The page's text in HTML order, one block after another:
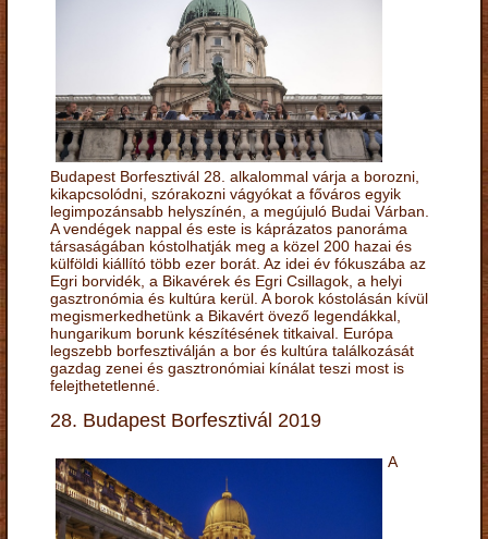
Budapest Borfesztivál 28. alkalommal várja a borozni,
kikapcsolódni, szórakozni vágyókat a főváros egyik
legimpozánsabb helyszínén, a megújuló Budai Várban.
A vendégek nappal és este is káprázatos panoráma
társaságában kóstolhatják meg a közel 200 hazai és
külföldi kiállító több ezer borát. Az idei év fókuszába az
Egri borvidék, a Bikavérek és Egri Csillagok, a helyi
gasztronómia és kultúra kerül. A borok kóstolásán kívül
megismerkedhetünk a Bikavért övező legendákkal,
hungarikum borunk készítésének titkaival. Európa
legszebb borfesztiválján a bor és kultúra találkozását
gazdag zenei és gasztronómiai kínálat teszi most is
felejthetetlenné.
28. Budapest Borfesztivál 2019
A